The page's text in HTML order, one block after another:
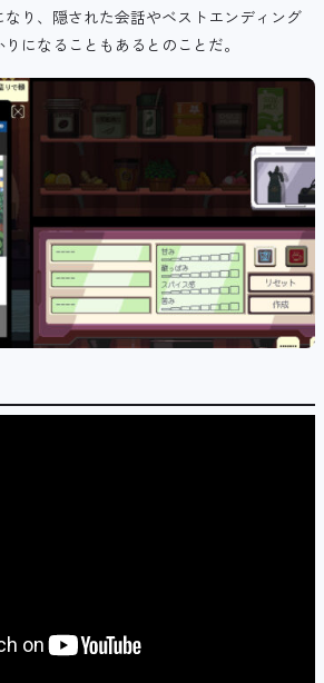
り、隠された会話やベストエンディング
になることもあるとのことだ。